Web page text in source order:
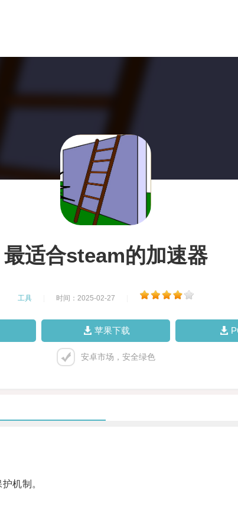
最适合steam的加速器
工具 时间：2025-02-27
苹果下载
安卓市场，安全绿色
机制。